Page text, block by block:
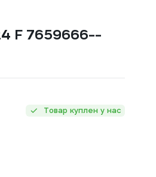
F 7659666--
Товар куплен у нас